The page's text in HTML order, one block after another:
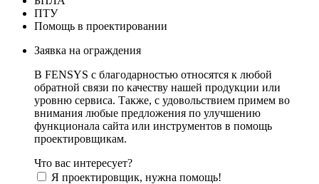
ПТУ
Помощь в проектировании
Заявка на ограждения
В FENSYS с благодарностью относятся к любой
обратной связи по качеству нашей продукции или
уровню сервиса. Также, с удовольствием примем во
внимания любые предложения по улучшению
функционала сайта или инструментов в помощь
проектировщикам.
Что вас интересует?
Я проектировщик, нужна помощь!